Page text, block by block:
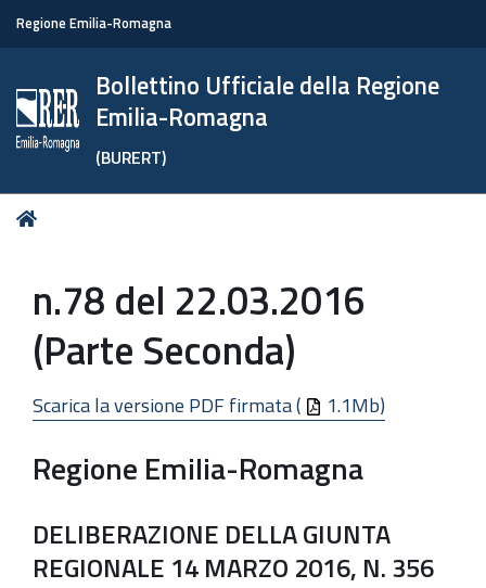
Regione Emilia-Romagna
Bollettino Ufficiale della Regione
Emilia-Romagna
(BURERT)
Tu
n.78 del 22.03.2016
(Parte Seconda)
Scarica la versione PDF firmata ( 1.1Mb)
Regione Emilia-Romagna
DELIBERAZIONE DELLA GIUNTA
REGIONALE 14 MARZO 2016, N. 356